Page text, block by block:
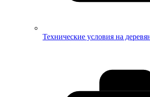
Технические условия на